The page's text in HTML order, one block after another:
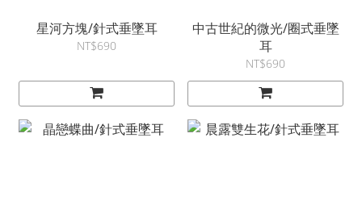
星河方塊/針式垂墜耳
NT$690
中古世紀的微光/圈式垂墜
耳
NT$690